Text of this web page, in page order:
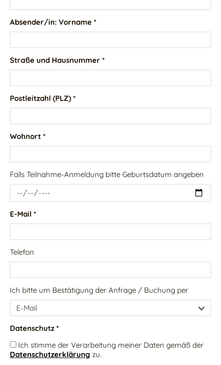
Absender/in: Vorname *
Straße und Hausnummer *
Postleitzahl (PLZ) *
Wohnort *
Falls Teilnahme-Anmeldung bitte Geburtsdatum angeben
E-Mail *
Telefon
Ich bitte um Bestätigung der Anfrage / Buchung per
Datenschutz *
Ich stimme der Verarbeitung meiner Daten gemäß der
Datenschutzerklärung zu.